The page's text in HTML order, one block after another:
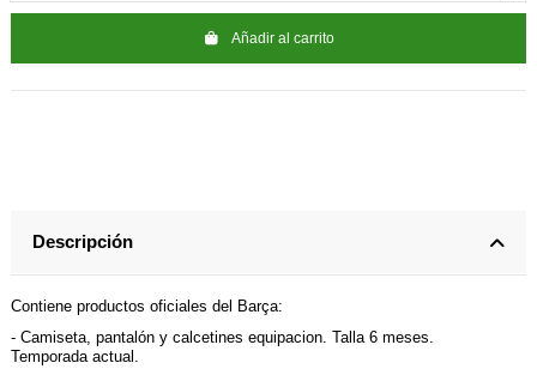
Añadir al carrito
Descripción
Contiene productos oficiales del Barça:
- Camiseta, pantalón y calcetines equipacion. Talla 6 meses.
Temporada actual.